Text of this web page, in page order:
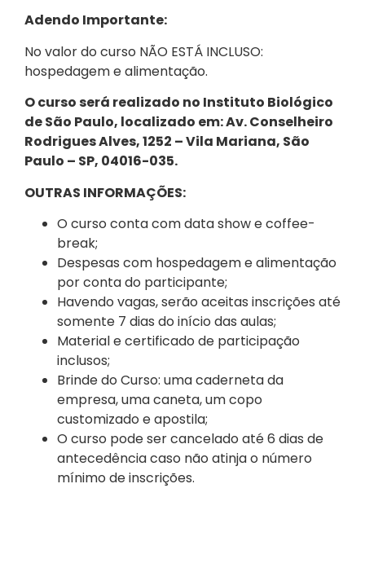
Adendo Importante:
No valor do curso NÃO ESTÁ INCLUSO:
hospedagem e alimentação.
O curso será realizado no Instituto Biológico
de São Paulo, localizado em: Av. Conselheiro
Rodrigues Alves, 1252 – Vila Mariana, São
Paulo – SP, 04016-035.
OUTRAS INFORMAÇÕES:
O curso conta com data show e coffee-
break;
Despesas com hospedagem e alimentação
por conta do participante;
Havendo vagas, serão aceitas inscrições até
somente 7 dias do início das aulas;
Material e certificado de participação
inclusos;
Brinde do Curso: uma caderneta da
empresa, uma caneta, um copo
customizado e apostila;
O curso pode ser cancelado até 6 dias de
antecedência caso não atinja o número
mínimo de inscrições.